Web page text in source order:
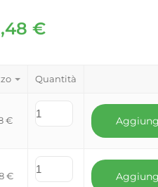
€
Quantità
€
€